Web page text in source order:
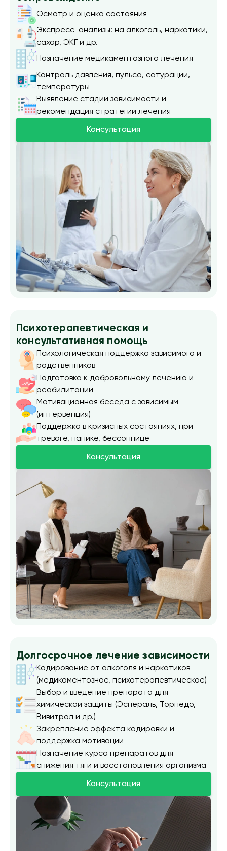
Осмотр и оценка состояния
Экспресс-анализы: на алкоголь, наркотики,
сахар, ЭКГ и др.
Назначение медикаментозного лечения
Контроль давления, пульса, сатурации,
температуры
Выявление стадии зависимости и
рекомендация стратегии лечения
Консультация
Психотерапевтическая и
консультативная помощь
Психологическая поддержка зависимого и
родственников
Подготовка к добровольному лечению и
реабилитации
Мотивационная беседа с зависимым
(интервенция)
Поддержка в кризисных состояниях, при
тревоге, панике, бессоннице
Консультация
Долгосрочное лечение зависимости
Кодирование от алкоголя и наркотиков
(медикаментозное, психотерапевтическое)
Выбор и введение препарата для
химической защиты (Эспераль, Торпедо,
Вивитрол и др.)
Закрепление эффекта кодировки и
поддержка мотивации
Назначение курса препаратов для
снижения тяги и восстановления организма
Консультация